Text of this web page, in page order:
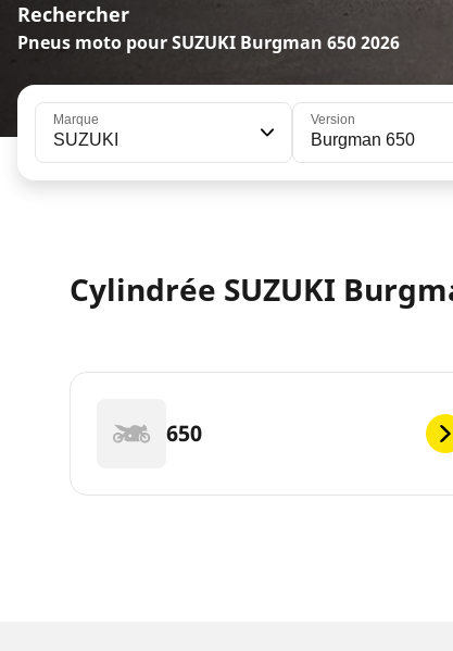
Rechercher
Pneus moto pour SUZUKI Burgman 650 2026
Marque
SUZUKI
Version
Burgman 650
Cylindrée SUZUKI
650